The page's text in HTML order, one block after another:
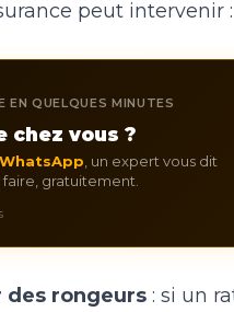
peut intervenir :
EN QUELQUES MINUTES
chez vous ?
, un expert vous dit
gratuitement.
des rongeurs : si un